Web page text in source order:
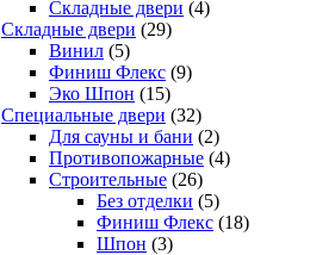
Складные двери (4)
Складные двери (29)
Винил (5)
Финиш Флекс (9)
Эко Шпон (15)
Специальные двери (32)
Для сауны и бани (2)
Противопожарные (4)
Строительные (26)
Без отделки (5)
Финиш Флекс (18)
Шпон (3)